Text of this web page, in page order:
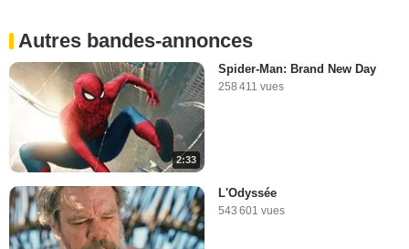
Autres bandes-annonces
2:33
Spider-Man: Brand New Day
258 411 vues
L'Odyssée
543 601 vues